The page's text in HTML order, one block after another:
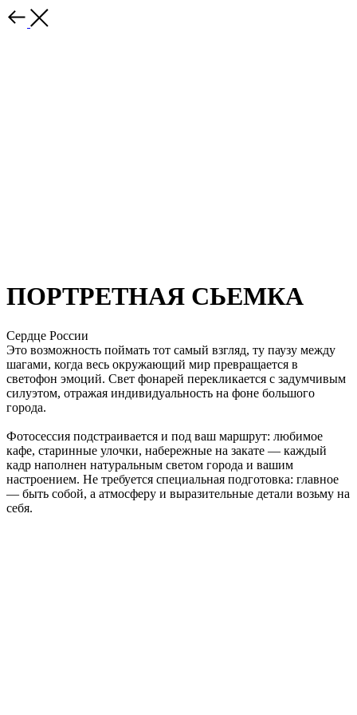
ПОРТРЕТНАЯ СЬЕМКА
Сердце России
Это возможность поймать тот самый взгляд, ту паузу между
шагами, когда весь окружающий мир превращается в
светофон эмоций. Свет фонарей перекликается с задумчивым
силуэтом, отражая индивидуальность на фоне большого
города.
Фотосессия подстраивается и под ваш маршрут: любимое
кафе, старинные улочки, набережные на закате — каждый
кадр наполнен натуральным светом города и вашим
настроением. Не требуется специальная подготовка: главное
— быть собой, а атмосферу и выразительные детали возьму на
себя.